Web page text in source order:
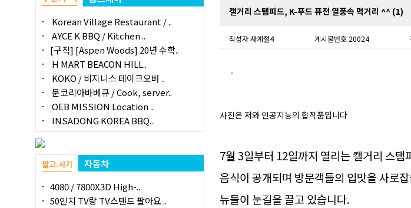
Korean Village Restaurant / ..
AYCE K BBQ / Kitchen ..
[구직] [Aspen Woods] 20년 수학..
H MART BEACON HILL..
KOKO / 비지니스 테이크오버 ..
문코리아바베큐 / Cook, server..
OEB MISSION Location ..
INSADONG KOREA BBQ..
팔고.사기
자동차
4080 / 7800X3D High-..
50인치 TV랑 TV스탠드 팔아요 ..
캘거리 스탬피드, K-푸드 퓨전 열풍속 먹거리 ^^ (1)
작성자사계절4 게시물번호 20024
사진은 저와 인공지능의 합작품입니다
7월 3일부터 12일까지 열리는 캘거리 스
음식이 공개되며 방문객들의 입맛을 사로
뉴들이 눈길을 끌고 있습니다.